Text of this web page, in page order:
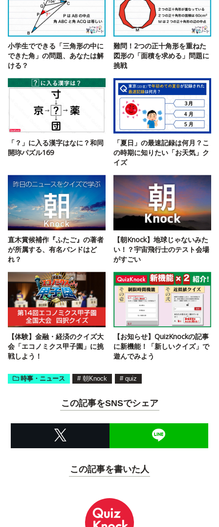
小学生でできる「三角形の中に
できた角」の問題、あなたは解
ける？
難問！2つの正十角形を重ねた
図形の「面積を求める」問題に
挑戦
「？」に入る漢字はなに？和同
開珎パズル169
「夏日」の最速記録は何月？こ
の時期に知りたい「お天気」ク
イズ
直木賞候補作『ふたご』の著者
が所属する、有名バンドはど
れ？
【朝Knock】地球じゃないみた
い！？宇宙飛行士のテスト会場
がすごい
【体験】金融・経済のクイズ大
会「エコノミクス甲子園」に挑
戦しよう！
【お知らせ】QuizKnockの記事
に新機能！「新しいクイズ」で
遊んでみよう
時事・ニュース # 朝Knock # quiz
この記事をSNSでシェア
この記事を書いた人